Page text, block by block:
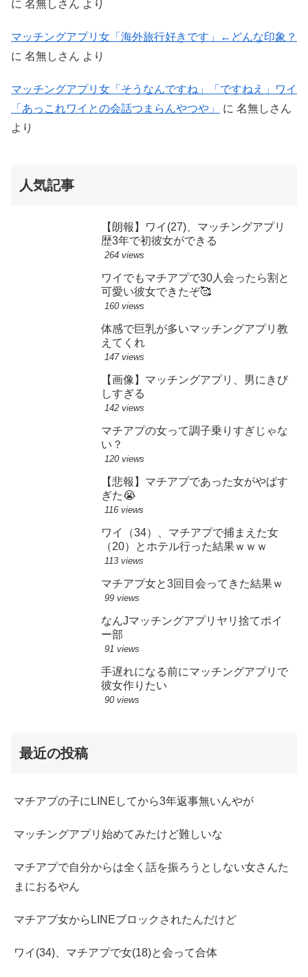
に 名無しさん より
マッチングアプリ女「海外旅行好きです」←どんな印象？
に 名無しさん より
マッチングアプリ女「そうなんですね」「ですねえ」ワイ
「あっこれワイとの会話つまらんやつや」
に 名無しさん
より
人気記事
【朗報】ワイ(27)、マッチングアプリ
歴3年で初彼女ができる
264 views
ワイでもマチアプで30人会ったら割と
可愛い彼女できたぞ🥰
160 views
体感で巨乳が多いマッチングアプリ教
えてくれ
147 views
【画像】マッチングアプリ、男にきび
しすぎる
142 views
マチアプの女って調子乗りすぎじゃな
い？
120 views
【悲報】マチアプであった女がやばす
ぎた😭
116 views
ワイ（34）、マチアプで捕まえた女
（20）とホテル行った結果ｗｗｗ
113 views
マチアプ女と3回目会ってきた結果ｗ
99 views
なんJマッチングアプリヤリ捨てポイ
ー部
91 views
手遅れになる前にマッチングアプリで
彼女作りたい
90 views
最近の投稿
マチアプの子にLINEしてから3年返事無いんやが
マッチングアプリ始めてみたけど難しいな
マチアプで自分からは全く話を振ろうとしない女さんた
まにおるやん
マチアプ女からLINEブロックされたんだけど
ワイ(34)、マチアプで女(18)と会って合体